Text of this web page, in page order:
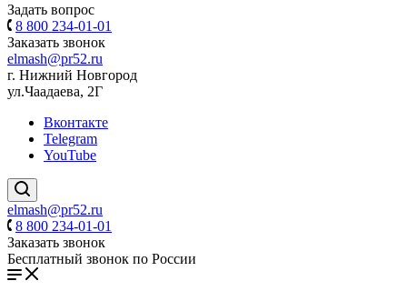
Задать вопрос
8 800 234-01-01
Заказать звонок
elmash@pr52.ru
г. Нижний Новгород
ул.Чаадаева, 2Г
Вконтакте
Telegram
YouTube
elmash@pr52.ru
8 800 234-01-01
Заказать звонок
Бесплатный звонок по России